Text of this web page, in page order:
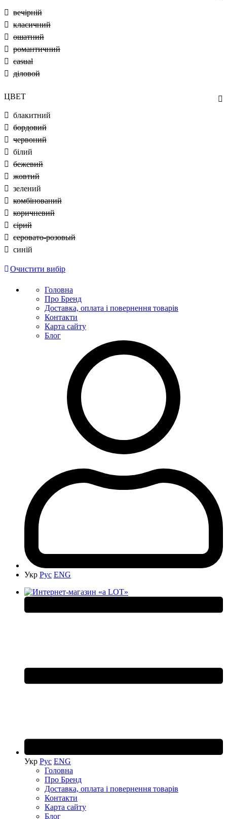
вечірній
класичний
ошатний
романтичний
casual
діловой
ЦВЕТ
блакитний
бордовий
червоний
білий
бежевий
жовтий
зелений
комбінований
коричневий
сірий
серовато-розовый
синій
Очистити вибір
Головна
Про Бренд
Доставка, оплата і повернення товарів
Контакти
Карта сайту
Блог
Укр Рус ENG
Укр Рус ENG
Головна
Про Бренд
Доставка, оплата і повернення товарів
Контакти
Карта сайту
Блог